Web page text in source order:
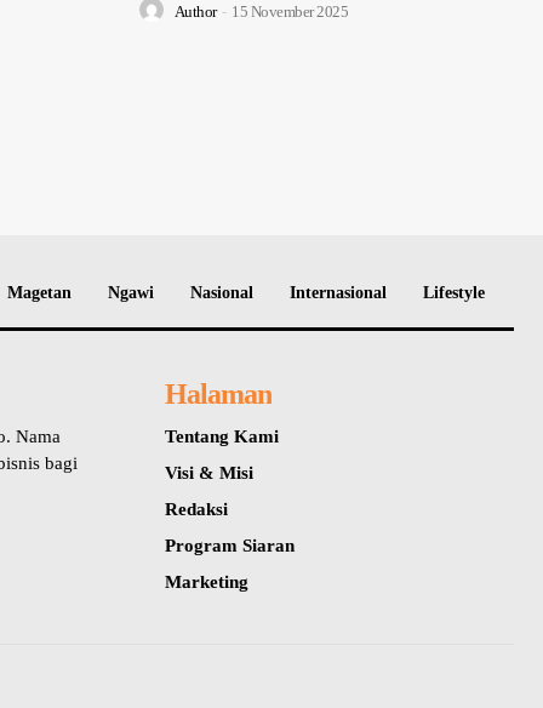
Author - 15 November 2025
Magetan Ngawi Nasional Internasional Lifestyle
Nama
bagi
Halaman
Tentang Kami
Visi & Misi
Redaksi
Program Siaran
Marketing